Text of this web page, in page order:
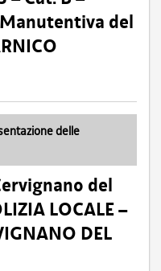
del
delle
del
LOCALE –
DEL